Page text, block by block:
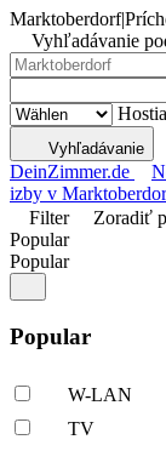
Marktoberdorf|
Vyhľadávanie
Hostia
Vyhľadávanie
DeinZimmer.de
izby v
Filter
Zoradiť
Popular
Popular
Popular
W-LAN
TV